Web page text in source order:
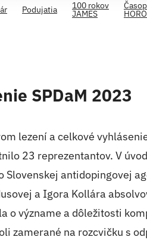
Podujatia 100 rokov
JAMES
SPDaM 2023
lezení a celkové
23 reprezentantov. V
antidopingovej
a Igora Kollára
o význame a dôležitosti
zamerané na rozcvičku s